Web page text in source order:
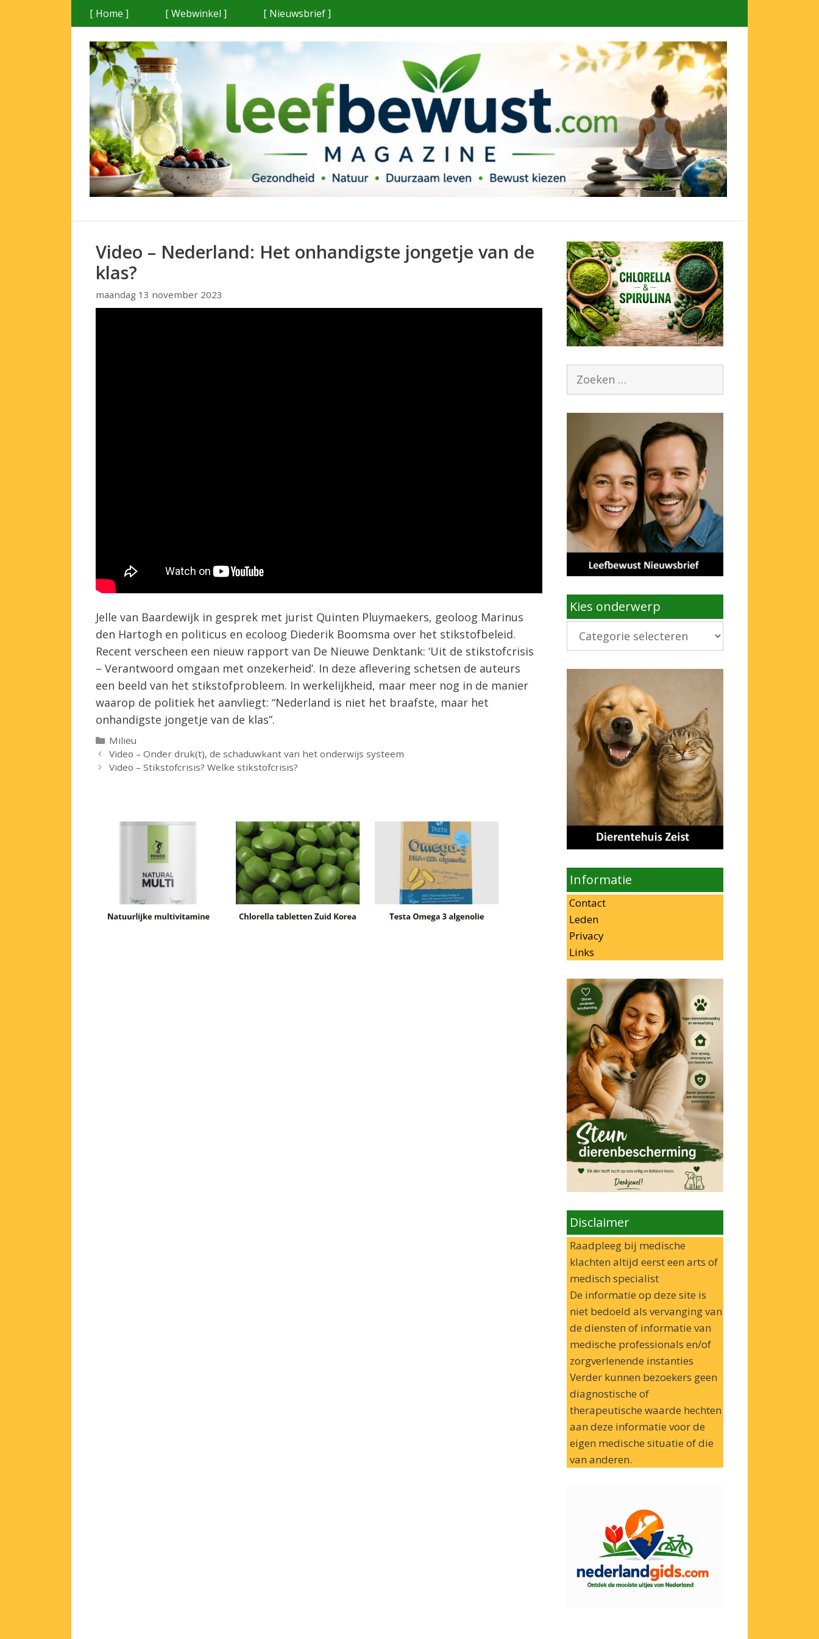
[ Home ] [ Webwinkel ] [ Nieuwsbrief ]
Video – Nederland: Het onhandigste jongetje van de
klas?
maandag 13 november 2023
Jelle van Baardewijk in gesprek met jurist Quinten Pluymaekers, geoloog Marinus
den Hartogh en politicus en ecoloog Diederik Boomsma over het stikstofbeleid.
Recent verscheen een nieuw rapport van De Nieuwe Denktank: ‘Uit de stikstofcrisis
– Verantwoord omgaan met onzekerheid’. In deze aflevering schetsen de auteurs
een beeld van het stikstofprobleem. In werkelijkheid, maar meer nog in de manier
waarop de politiek het aanvliegt: “Nederland is niet het braafste, maar het
onhandigste jongetje van de klas”.
Categorieën
Milieu
Video – Onder druk(t), de schaduwkant van het onderwijs systeem
Video – Stikstofcrisis? Welke stikstofcrisis?
Zoek
Kies onderwerp
Kies
onderwerp
Informatie
Contact
Leden
Privacy
Links
Disclaimer
Raadpleeg bij medische
klachten altijd eerst een arts of
medisch specialist
De informatie op deze site is
niet bedoeld als vervanging van
de diensten of informatie van
medische professionals en/of
zorgverlenende instanties
Verder kunnen bezoekers geen
diagnostische of
therapeutische waarde hechten
aan deze informatie voor de
eigen medische situatie of die
van anderen.